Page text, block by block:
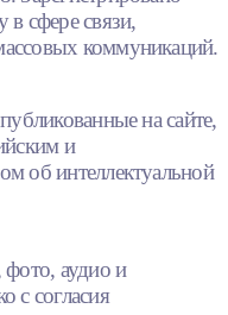
сфере связи,
коммуникаций.
на сайте,
и
об интеллектуальной
аудио и
с согласия